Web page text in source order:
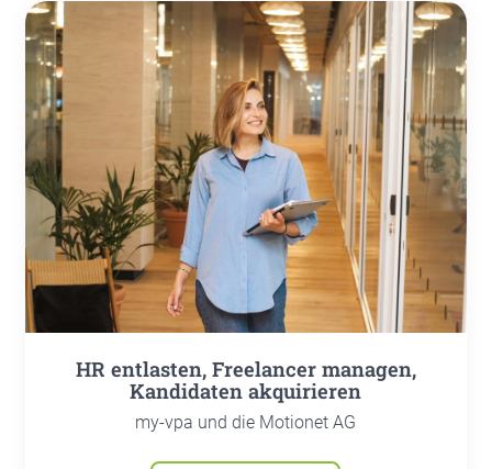
HR ent­las­ten, Free­lan­cer mana­gen,
Kan­di­da­ten akqui­rie­ren
my-vpa und die Motionet AG